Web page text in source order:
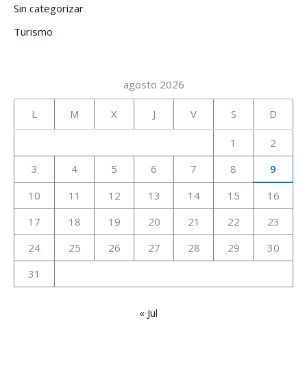
Sin categorizar
Turismo
agosto 2026
L M X J V S D
1
2
3
4 5 6 7 8
9
10
11 12 13 14 15
16
17
18 19 20 21 22
23
24
25 26 27 28 29
30
31
« Jul